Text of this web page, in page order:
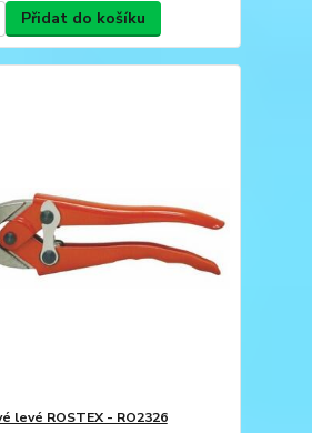
Přidat do košíku
levé ROSTEX - RO2326